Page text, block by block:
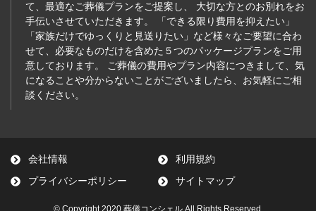
て、最適なご葬儀プランをご提案し、 大切な方とのお別れをお
手伝いさせていただきます。 「できる限り費用を抑えたい」
「家族だけでゆっくりと見送りたい」など様々なご要望に合わ
せて、必要なものだけを含めた５つのパッケージプランをご用
意しております。 ご葬儀の費用やプラン内容につきまして、気
になることや分からないことがございましたら、お気軽にご相
談ください。
会社情報
利用規約
プライバシーポリシー
サイトマップ
© Copyright 2020 葬儀コンシェル All Rights Reserved.